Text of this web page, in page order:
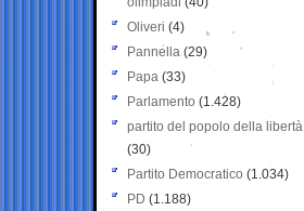
Oliveri (4)
Pannella (29)
Papa (33)
Parlamento (1.428)
partito del popolo della libertà
(30)
Partito Democratico (1.034)
PD (1.188)